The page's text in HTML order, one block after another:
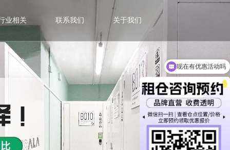
业相关 联系我们 关于我们
现在有优惠活动吗